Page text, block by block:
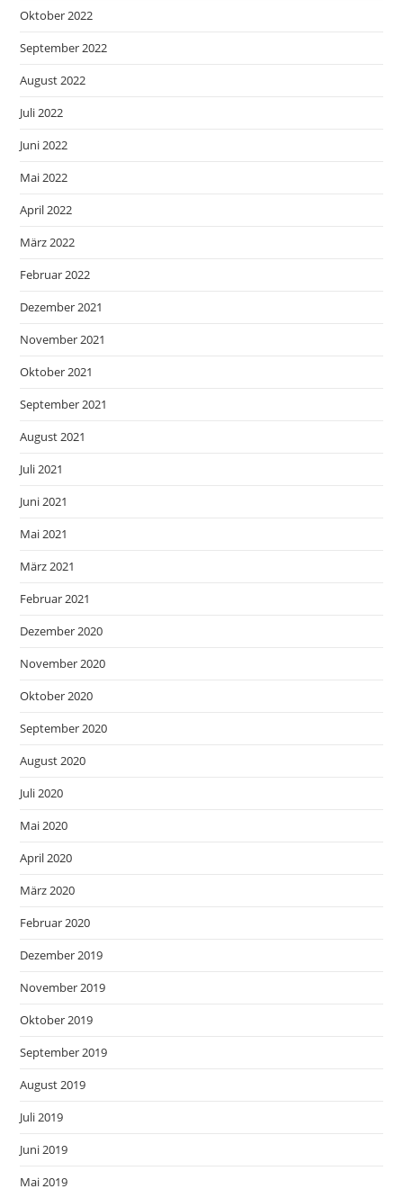
Oktober 2022
September 2022
August 2022
Juli 2022
Juni 2022
Mai 2022
April 2022
März 2022
Februar 2022
Dezember 2021
November 2021
Oktober 2021
September 2021
August 2021
Juli 2021
Juni 2021
Mai 2021
März 2021
Februar 2021
Dezember 2020
November 2020
Oktober 2020
September 2020
August 2020
Juli 2020
Mai 2020
April 2020
März 2020
Februar 2020
Dezember 2019
November 2019
Oktober 2019
September 2019
August 2019
Juli 2019
Juni 2019
Mai 2019